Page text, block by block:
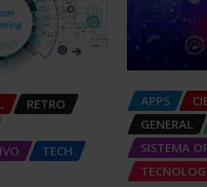
RETRO
TECH
APPS
GENERAL
SISTEMA